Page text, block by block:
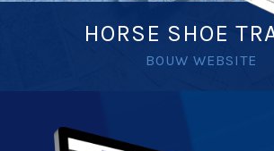
HORSE SHOE
BOUW WEBSITE